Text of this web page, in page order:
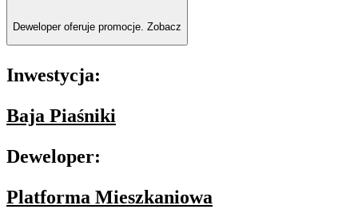
Deweloper oferuje promocje. Zobacz
Inwestycja:
Baja Piaśniki
Deweloper:
Platforma Mieszkaniowa